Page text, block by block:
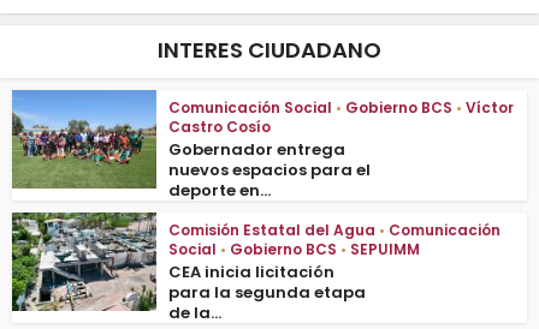
INTERES CIUDADANO
Comunicación Social • Gobierno BCS • Víctor
Castro Cosío
Gobernador entrega
nuevos espacios para el
deporte en...
Comisión Estatal del Agua • Comunicación
Social • Gobierno BCS • SEPUIMM
CEA inicia licitación
para la segunda etapa
de la...